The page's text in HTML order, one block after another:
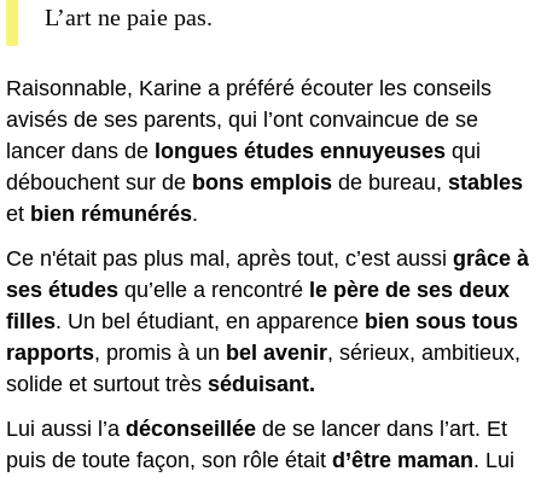
L’art ne paie pas.
Raisonnable, Karine a préféré écouter les conseils
avisés de ses parents, qui l’ont convaincue de se
lancer dans de longues études ennuyeuses qui
débouchent sur de bons emplois de bureau, stables
et bien rémunérés.
Ce n'était pas plus mal, après tout, c’est aussi grâce à
ses études qu’elle a rencontré le père de ses deux
filles. Un bel étudiant, en apparence bien sous tous
rapports, promis à un bel avenir, sérieux, ambitieux,
solide et surtout très séduisant.
Lui aussi l’a déconseillée de se lancer dans l’art. Et
puis de toute façon, son rôle était d’être maman. Lui